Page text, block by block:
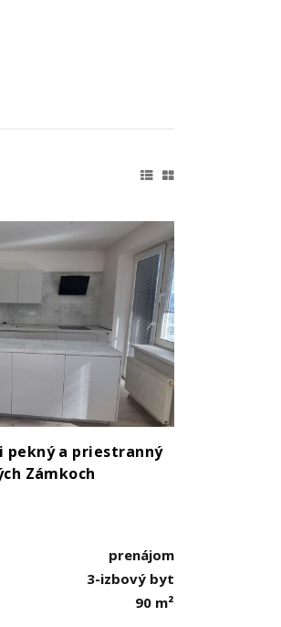
pekný a priestranný
Zámkoch
prenájom
3-izbový byt
90 m²